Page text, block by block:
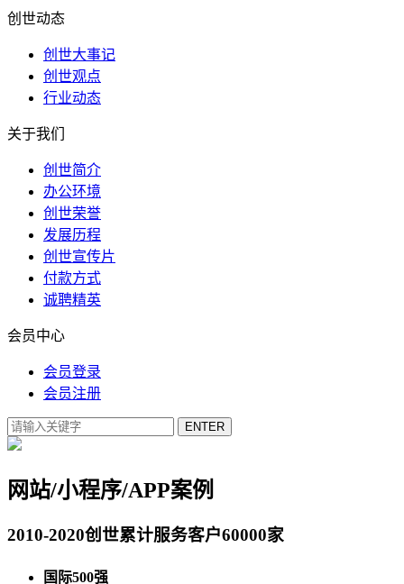
创世动态
创世大事记
创世观点
行业动态
关于我们
创世简介
办公环境
创世荣誉
发展历程
创世宣传片
付款方式
诚聘精英
会员中心
会员登录
会员注册
网站/小程序/APP案例
2010-2020创世累计服务客户60000家
国际500强